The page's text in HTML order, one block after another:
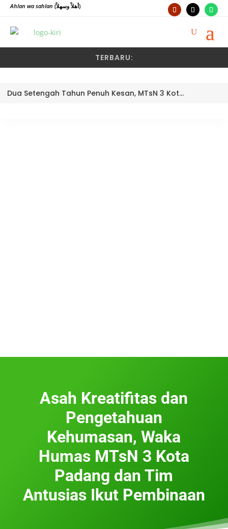
Ahlan wa sahlan (أهلاً وسهلاً)
TERBARU:
Dua Setengah Tahun Penuh Kesan, MTsN 3 Kota Padang Lepas Pengawas Pembina Dra. Nayusminar Nasrun
Asah Kreatifitas dan
Pengetahuan
Kehumasan, Waka
Humas MTsN 3 Kota
Padang dan Tim
Antusias Ikut Pembinaan